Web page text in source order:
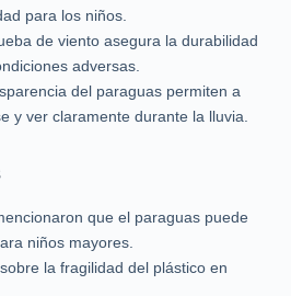
para los niños.
de viento asegura la durabilidad
adversas.
del paraguas permiten a
y ver claramente durante la lluvia.
que el paraguas puede
niños mayores.
la fragilidad del plástico en